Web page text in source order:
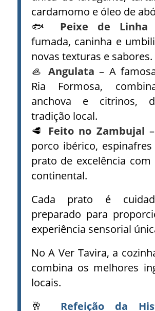
cardamomo e óleo de
🐟 Peixe de Linha
fumada, caninha e
novas texturas e sabores.
🦪Angulata – A
Ria Formosa,
anchova e citrinos,
tradição local.
🥩 Feito no Zambujal
porco ibérico,
prato de excelência
continental.
Cada prato é
preparado para
experiência sensorial
No A Ver Tavira, a
combina os melhores
locais.
🥂 Refeição da